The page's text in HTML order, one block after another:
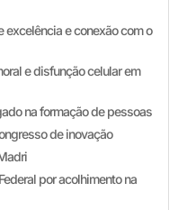
excelência e conexão com o
e disfunção celular em
na formação de pessoas
de inovação
por acolhimento na